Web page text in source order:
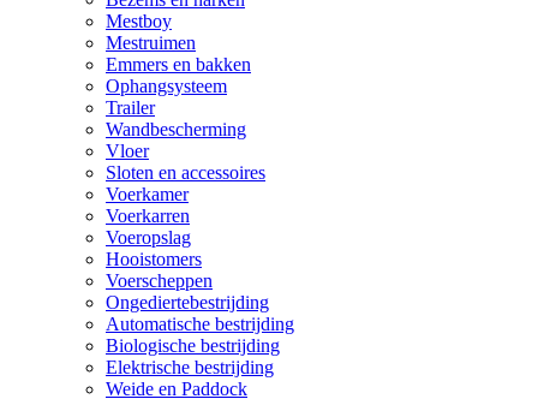
Mestboy
Mestruimen
Emmers en bakken
Ophangsysteem
Trailer
Wandbescherming
Vloer
Sloten en accessoires
Voerkamer
Voerkarren
Voeropslag
Hooistomers
Voerscheppen
Ongediertebestrijding
Automatische bestrijding
Biologische bestrijding
Elektrische bestrijding
Weide en Paddock